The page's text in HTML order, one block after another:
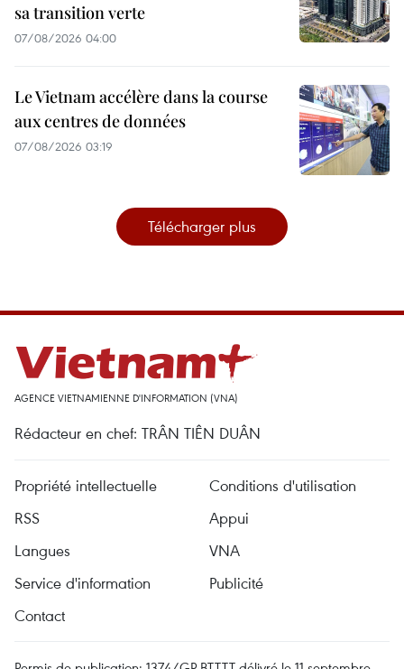
sa transition verte
07/08/2026 04:00
Le Vietnam accélère dans la course
aux centres de données
07/08/2026 03:19
Télécharger plus
AGENCE VIETNAMIENNE D'INFORMATION (VNA)
Rédacteur en chef: TRÂN TIÊN DUÂN
Propriété intellectuelle
Conditions d'utilisation
RSS
Appui
Langues
VNA
Service d'information
Publicité
Contact